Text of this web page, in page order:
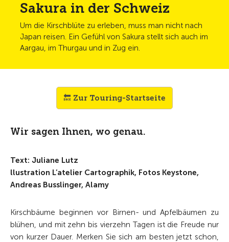
Sakura in der Schweiz
Um die Kirschblüte zu erleben, muss man nicht nach
Japan reisen. Ein Gefühl von Sakura stellt sich auch im
Aargau, im Thurgau und in Zug ein.
🔙 Zur Touring-Startseite
Wir sagen Ihnen, wo genau.
Text: Juliane Lutz
llustration L’atelier Cartographik, Fotos Keystone,
Andreas Busslinger, Alamy
Kirschbäume beginnen vor Birnen- und Apfelbäumen zu
blühen, und mit zehn bis vierzehn Tagen ist die Freude nur
von kurzer Dauer. Merken Sie sich am ­besten jetzt schon,